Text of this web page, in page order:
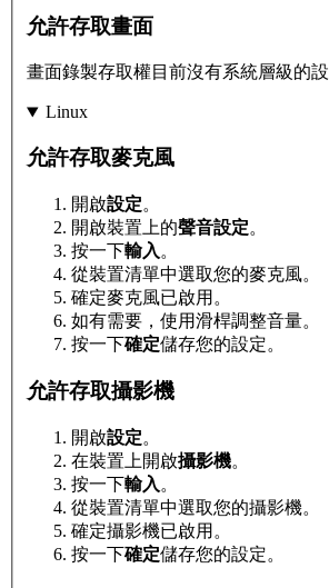
允許存取畫面
畫面錄製存取權目前沒有系統層級的
Linux
允許存取麥克風
開啟設定。
開啟裝置上的聲音設定。
按一下輸入 。
從裝置清單中選取您的麥克風。
確定麥克風已啟用。
如有需要，使用滑桿調整音量。
按一下確定儲存您的設定。
允許存取攝影機
開啟設定。
在裝置上開啟攝影機。
按一下輸入 。
從裝置清單中選取您的攝影機。
確定攝影機已啟用。
按一下確定儲存您的設定。